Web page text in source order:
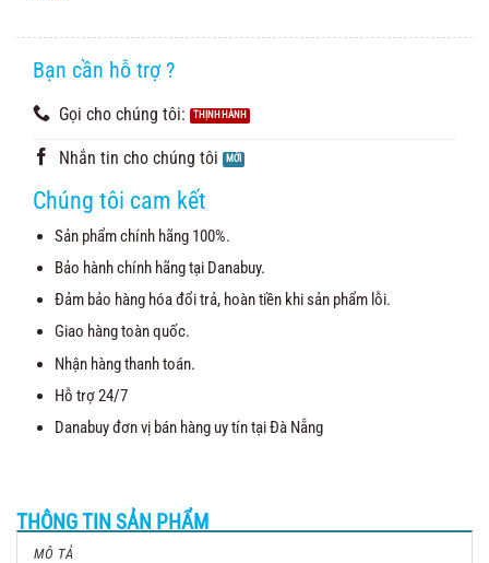
Bạn cần hỗ trợ ?
Gọi cho chúng tôi:
Nhắn tin cho chúng tôi
Chúng tôi cam kết
Sản phẩm chính hãng 100%.
Bảo hành chính hãng tại Danabuy.
Đảm bảo hàng hóa đổi trả, hoàn tiền khi sản phẩm lỗi.
Giao hàng toàn quốc.
Nhận hàng thanh toán.
Hỗ trợ 24/7
Danabuy đơn vị bán hàng uy tín tại Đà Nẵng
THÔNG TIN SẢN PHẨM
MÔ TẢ